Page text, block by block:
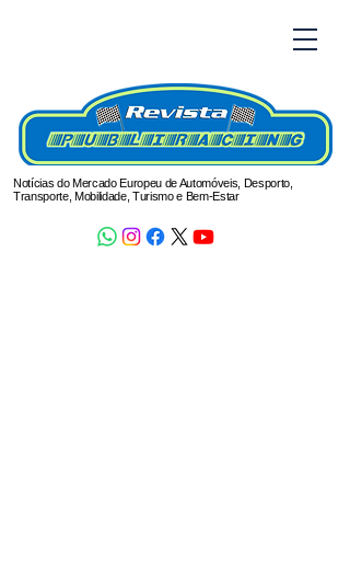
Notícias do Mercado Europeu de Automóveis, Desporto,
Transporte, Mobilidade, Turismo e Bem-Estar